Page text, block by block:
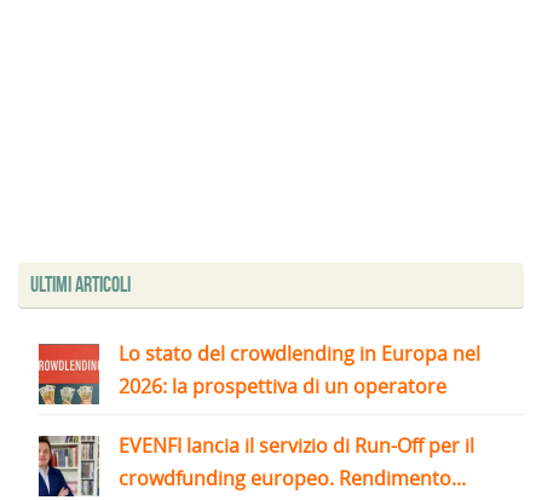
Ultimi articoli
Lo stato del crowdlending in Europa nel
2026: la prospettiva di un operatore
EVENFI lancia il servizio di Run-Off per il
crowdfunding europeo. Rendimento...